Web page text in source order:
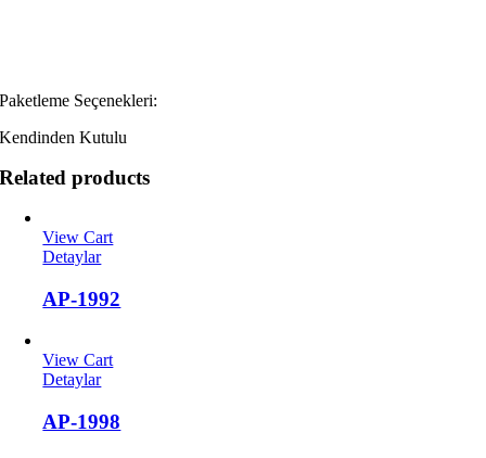
Paketleme Seçenekleri:
Kendinden Kutulu
Related products
View Cart
Detaylar
AP-1992
View Cart
Detaylar
AP-1998